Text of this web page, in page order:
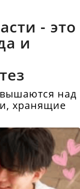
- это
и
над
хранящие